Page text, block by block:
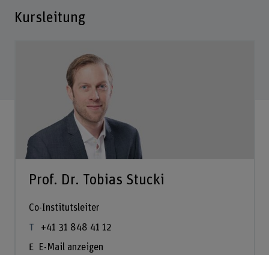
Kursleitung
Prof. Dr. Tobias Stucki
Co-Institutsleiter
+41 31 848 41 12
E-Mail anzeigen